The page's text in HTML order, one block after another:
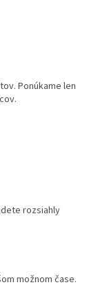
Ponúkame len
rozsiahly
možnom čase.